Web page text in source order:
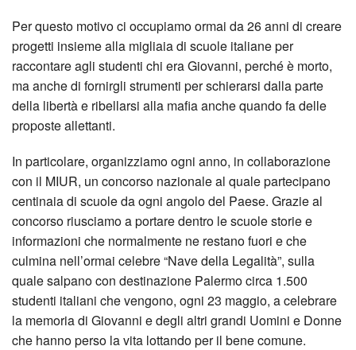
Per questo motivo ci occupiamo ormai da 26 anni di creare
progetti insieme alla migliaia di scuole italiane per
raccontare agli studenti chi era Giovanni, perché è morto,
ma anche di fornirgli strumenti per schierarsi dalla parte
della libertà e ribellarsi alla mafia anche quando fa delle
proposte allettanti.
In particolare, organizziamo ogni anno, in collaborazione
con il MIUR, un concorso nazionale al quale partecipano
centinaia di scuole da ogni angolo del Paese. Grazie al
concorso riusciamo a portare dentro le scuole storie e
informazioni che normalmente ne restano fuori e che
culmina nell’ormai celebre “Nave della Legalità”, sulla
quale salpano con destinazione Palermo circa 1.500
studenti italiani che vengono, ogni 23 maggio, a celebrare
la memoria di Giovanni e degli altri grandi Uomini e Donne
che hanno perso la vita lottando per il bene comune.